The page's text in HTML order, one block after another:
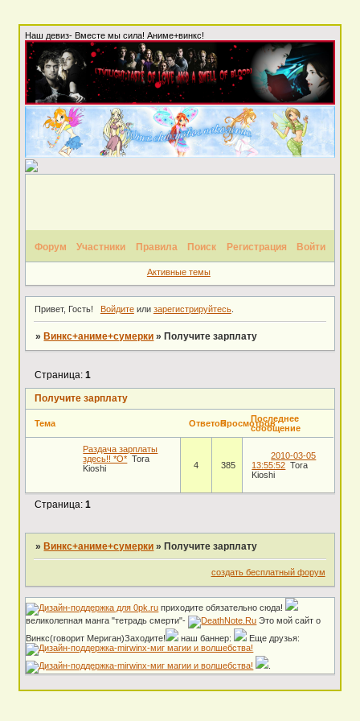
Наш девиз- Вместе мы сила! Аниме+винкс!
Форум Участники Правила Поиск Регистрация Войти
Активные темы
Привет, Гость! Войдитеили зарегистрируйтесь.
» Винкс+аниме+сумерки » Получите зарплату
Получите зарплату
Страница:1
Тема ОтветовПросмотровПоследнее
сообщение
Раздача зарплаты
здесь!! *O* Tora
Kioshi
4 385
2010-03-05
13:55:52 Tora
Kioshi
Страница:1
» Винкс+аниме+сумерки » Получите зарплату
создать бесплатный форум
приходите обязательно сюда!
великолепная манга "тетрадь смерти"-
Это мой сайт о
Винкс(говорит Мериган)Заходите!
наш баннер: Еще друзья: